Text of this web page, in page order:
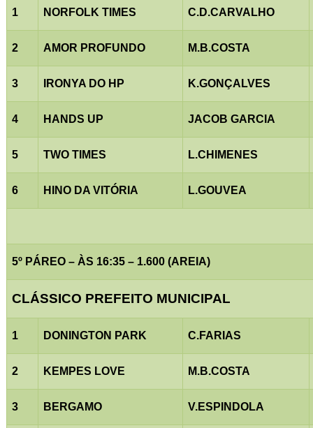
1 NORFOLK TIMES C.D.CARVALHO
2 AMOR PROFUNDO M.B.COSTA
3 IRONYA DO HP K.GONÇALVES
4 HANDS UP JACOB GARCIA
5 TWO TIMES L.CHIMENES
6 HINO DA VITÓRIA L.GOUVEA
5º PÁREO – ÀS 16:35 – 1.600 (AREIA)
CLÁSSICO PREFEITO MUNICIPAL
1 DONINGTON PARK C.FARIAS
2 KEMPES LOVE M.B.COSTA
3 BERGAMO V.ESPINDOLA